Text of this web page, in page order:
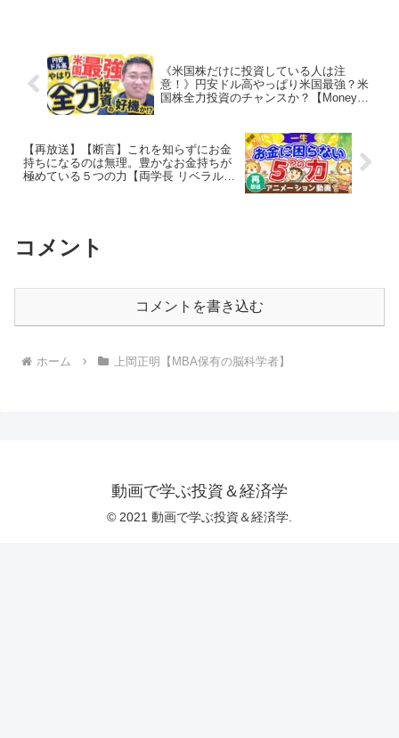
《米国株だけに投資している人は注
意！》円安ドル高やっぱり米国最強？米
国株全力投資のチャンスか？【Money
【再放送】【断言】これを知らずにお金
持ちになるのは無理。豊かなお金持ちが
極めている５つの力【両学長 リベラルア
コメント
コメントを書き込む
ホーム 上岡正明【MBA保有の脳科学者】
動画で学ぶ投資＆経済学
© 2021 動画で学ぶ投資＆経済学.